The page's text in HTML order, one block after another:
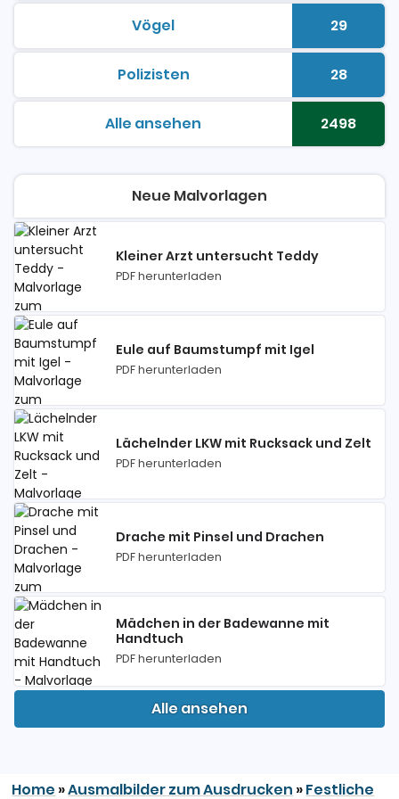
Vögelmalvorlagen zum ausdruckenAnzahl
29
Polizistenmalvorlagen zum ausdruckenAnzahl
28
Alle ansehenmalvorlagen zum ausdruckenAnzahl
2498
Neue Malvorlagen
Kleiner Arzt untersucht Teddy
PDF herunterladen
Eule auf Baumstumpf mit Igel
PDF herunterladen
Lächelnder LKW mit Rucksack und Zelt
PDF herunterladen
Drache mit Pinsel und Drachen
PDF herunterladen
Mädchen in der Badewanne mit
Handtuch
PDF herunterladen
Alle ansehen
Home »Ausmalbilder zum Ausdrucken »Festliche